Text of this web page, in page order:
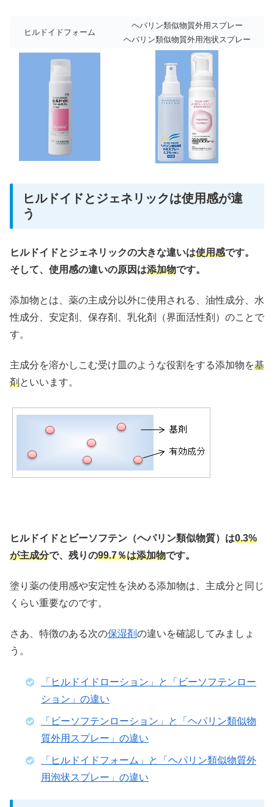
ヒルドイドフォーム
ヘパリン類似物質外用スプレー
ヘパリン類似物質外用泡状スプレー
ヒルドイドとジェネリックは使用感が違
う
ヒルドイドとジェネリックの大きな違いは使用感です。
そして、使用感の違いの原因は添加物です。
添加物とは、薬の主成分以外に使用される、油性成分、水
性成分、安定剤、保存剤、乳化剤（界面活性剤）のことで
す。
主成分を溶かしこむ受け皿のような役割をする添加物を基
剤といいます。
ヒルドイドとビーソフテン（ヘパリン類似物質）は0.3%
が主成分で、残りの99.7％は添加物です。
塗り薬の使用感や安定性を決める添加物は、主成分と同じ
くらい重要なのです。
さあ、特徴のある次の保湿剤の違いを確認してみましょ
う。
「ヒルドイドローション」と「ビーソフテンロー
ション」の違い
「ビーソフテンローション」と「ヘパリン類似物
質外用スプレー」の違い
「ヒルドイドフォーム」と「ヘパリン類似物質外
用泡状スプレー」の違い